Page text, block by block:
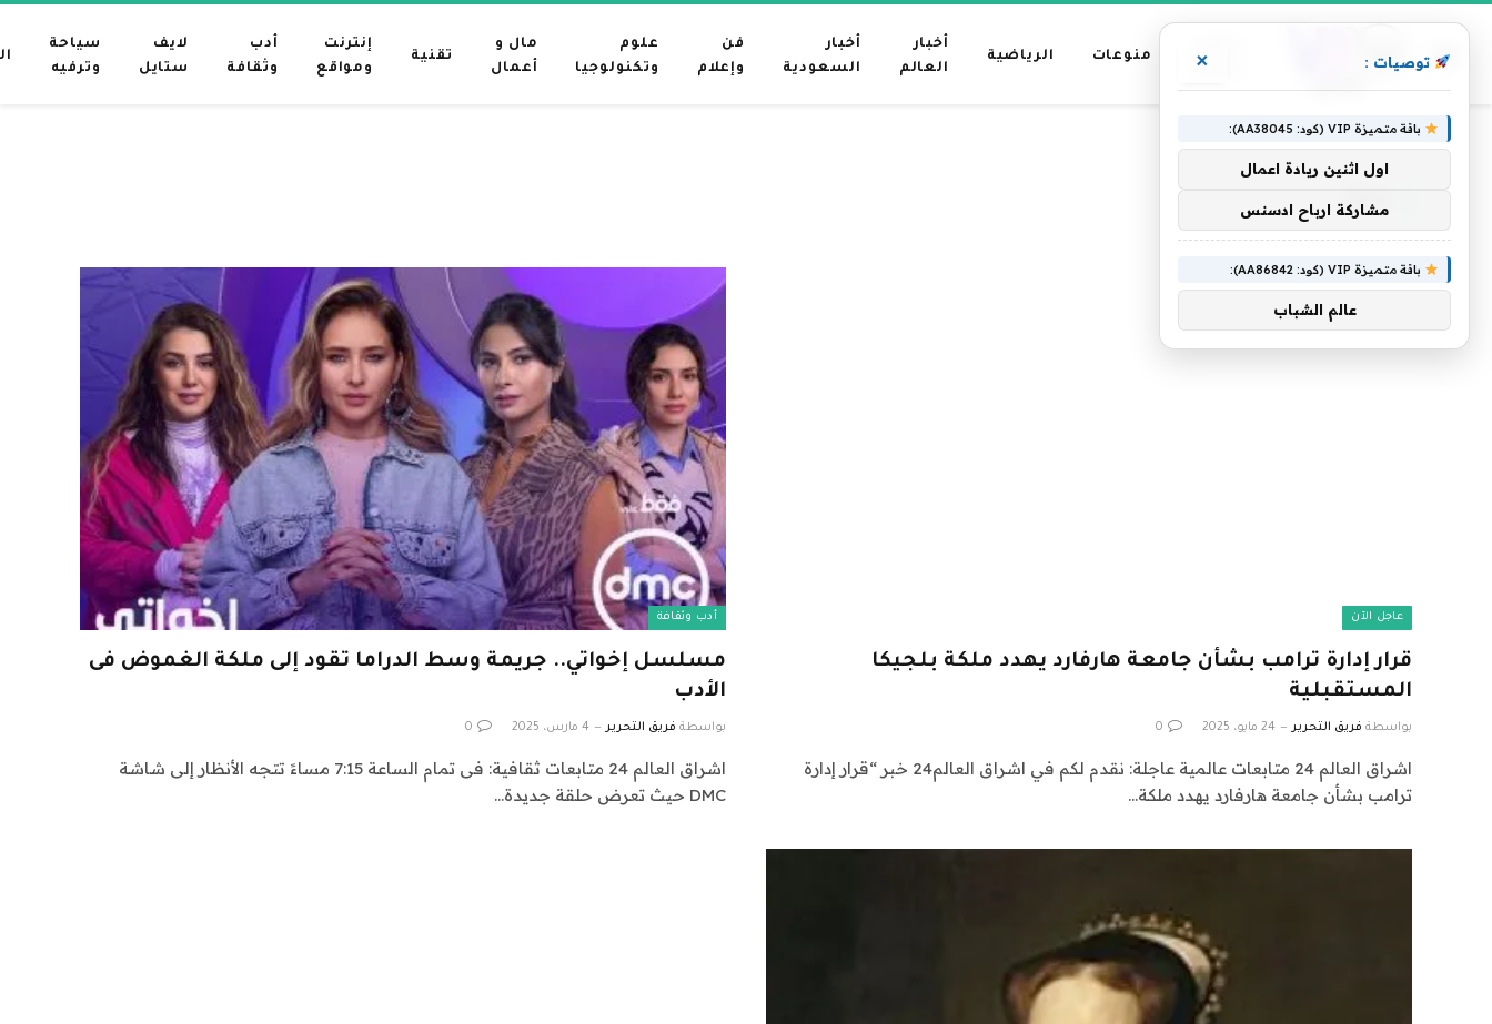
رئيسية
منوعات الرياضية
أخبار
العالم
أخبار
السعودية
فن
وإعلام
علوم
وتكنولوجيا
مال و
أعمال
تقنية
إنترنت
ومواقع
أدب
وثقافة
لايف
ستايل
سياحة
وترفيه
الرئيسية » ملكة
ملكة
عاجل الآن
قرار إدارة ترامب بشأن جامعة هارفارد يهدد ملكة بلجيكا
المستقبلية
بواسطة فريق التحرير 24 مايو، 2025 0
اشراق العالم 24 متابعات عالمية عاجلة: نقدم لكم في اشراق العالم24 خبر “قرار إدارة
ترامب بشأن جامعة هارفارد يهدد ملكة…
أدب وثقافة
مسلسل إخواتي.. جريمة وسط الدراما تقود إلى ملكة الغموض فى
الأدب
بواسطة فريق التحرير 4 مارس، 2025 0
اشراق العالم 24 متابعات ثقافية: فى تمام الساعة 7:15 مساءً تتجه الأنظار إلى شاشة
DMC حيث تعرض حلقة جديدة…
توصيات : ×
باقة متميزة VIP (كود: AA38045):
اول اثنين ريادة اعمال
مشاركة ارباح ادسنس
باقة متميزة VIP (كود: AA86842):
عالم الشباب